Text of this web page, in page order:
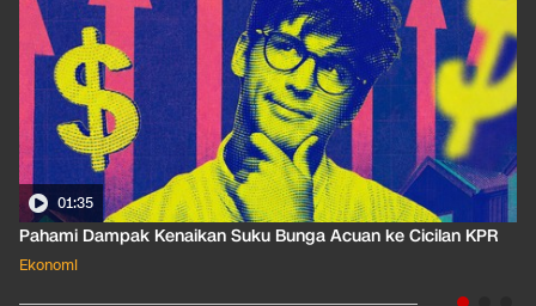
01:35
Pahami Dampak Kenaikan Suku Bunga Acuan ke Cicilan KPR
Ekonomi